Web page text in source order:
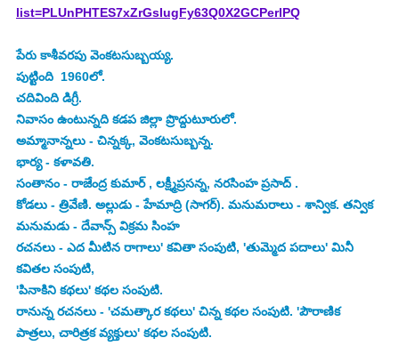
list=PLUnPHTES7xZrGsIugFy63Q0X2GCPerlPQ
పేరు కాశీవరపు వెంకటసుబ్బయ్య.
పుట్టింది  1960లో.
చదివింది డిగ్రీ.
నివాసం ఉంటున్నది కడప జిల్లా ప్రొద్దుటూరులో.
అమ్మానాన్నలు - చిన్నక్క, వెంకటసుబ్బన్న.
భార్య - కళావతి.
సంతానం - రాజేంద్ర కుమార్ , లక్ష్మీప్రసన్న, నరసింహ ప్రసాద్ .
కోడలు - త్రివేణి. అల్లుడు - హేమాద్రి (సాగర్). మనుమరాలు - శాన్విక. తన్విక
మనుమడు - దేవాన్స్ విక్రమ సింహ
రచనలు - ఎద మీటిన రాగాలు' కవితా సంపుటి, 'తుమ్మెద పదాలు' మినీ
కవితల సంపుటి,
'పినాకిని కథలు' కథల సంపుటి.
రానున్న రచనలు - 'చమత్కార కథలు' చిన్న కథల సంపుటి. 'పౌరాణిక
పాత్రలు, చారిత్రక వ్యక్తులు' కథల సంపుటి.